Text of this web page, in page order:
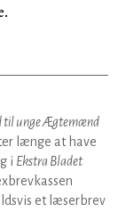
til unge Ægtemænd
længe at have
i Ekstra Bladet
et læserbrev